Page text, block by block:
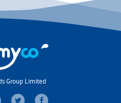
Group Limited